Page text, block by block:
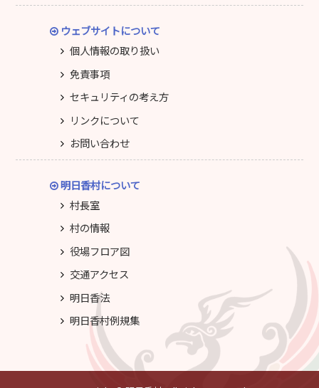
ウェブサイトについて
個人情報の取り扱い
免責事項
セキュリティの考え方
リンクについて
お問い合わせ
明日香村について
村長室
村の情報
役場フロア図
交通アクセス
明日香法
明日香村例規集